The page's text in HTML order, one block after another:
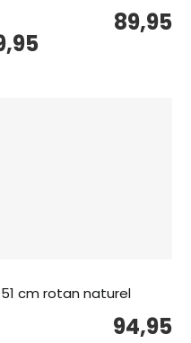
89,95
cm rotan naturel
94,95